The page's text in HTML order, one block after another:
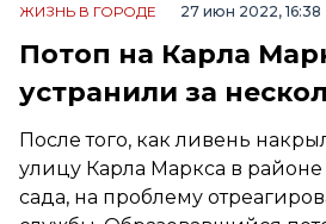
ЖИЗНЬ В ГОРОДЕ 27 июн 2022, 16:38
Потоп на Карла
устранили за
После того, как ливень
улицу Карла Маркса в районе
сада, на проблему